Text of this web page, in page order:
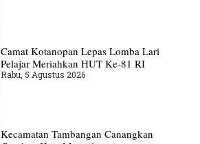
Camat Kotanopan Lepas Lomba Lari
Pelajar Meriahkan HUT Ke-81 RI
Rabu, 5 Agustus 2026
Kecamatan Tambangan Canangkan